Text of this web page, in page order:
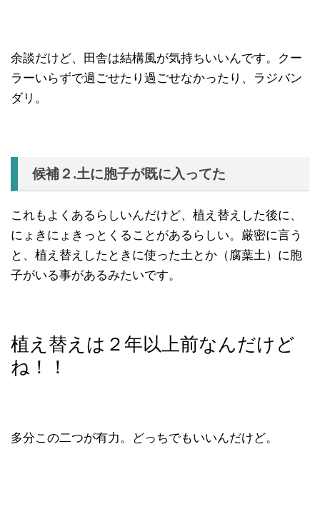
余談だけど、田舎は結構風が気持ちいいんです。クー
ラーいらずで過ごせたり過ごせなかったり、ラジバン
ダリ。
候補２.土に胞子が既に入ってた
これもよくあるらしいんだけど、植え替えした後に、
にょきにょきっとくることがあるらしい。厳密に言う
と、植え替えしたときに使った土とか（腐葉土）に胞
子がいる事があるみたいです。
植え替えは２年以上前なんだけど
ね！！
多分この二つが有力。どっちでもいいんだけど。